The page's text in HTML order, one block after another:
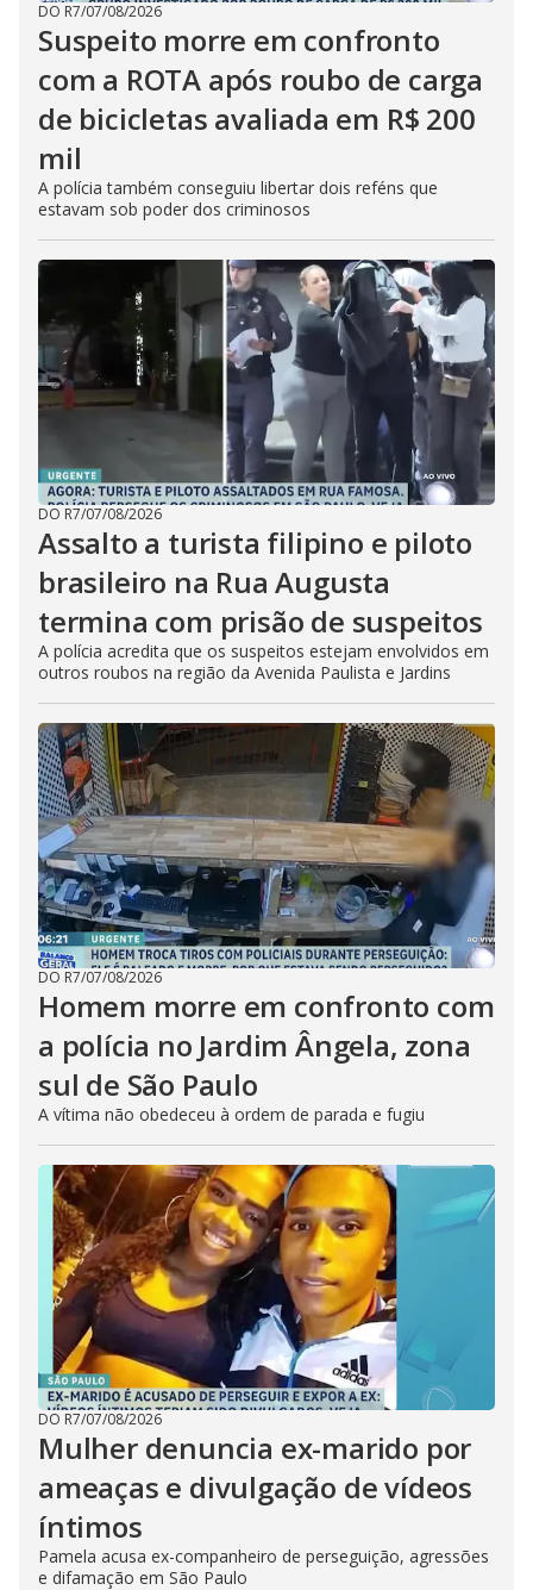
DO R7/07/08/2026
Suspeito morre em confronto
com a ROTA após roubo de carga
de bicicletas avaliada em R$ 200
mil
A polícia também conseguiu libertar dois reféns que
estavam sob poder dos criminosos
DO R7/07/08/2026
Assalto a turista filipino e piloto
brasileiro na Rua Augusta
termina com prisão de suspeitos
A polícia acredita que os suspeitos estejam envolvidos em
outros roubos na região da Avenida Paulista e Jardins
DO R7/07/08/2026
Homem morre em confronto com
a polícia no Jardim Ângela, zona
sul de São Paulo
A vítima não obedeceu à ordem de parada e fugiu
DO R7/07/08/2026
Mulher denuncia ex-marido por
ameaças e divulgação de vídeos
íntimos
Pamela acusa ex-companheiro de perseguição, agressões
e difamação em São Paulo